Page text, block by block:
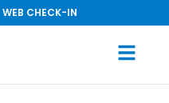
WEB CHECK-IN